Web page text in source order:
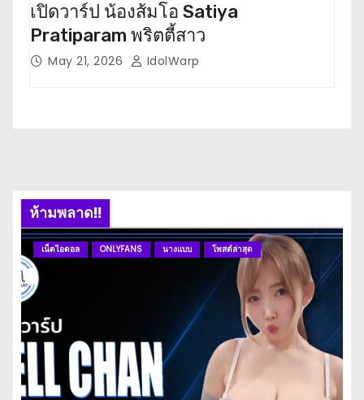
เปิดวาร์ป น้องส้มโอ Satiya
Pratiparam พริตตี้สาว
May 21, 2026 IdolWarp
ห้ามพลาด!!
เน็ตไอดอล ONLYFANS นางแบบ โพสต์ล่าสุด